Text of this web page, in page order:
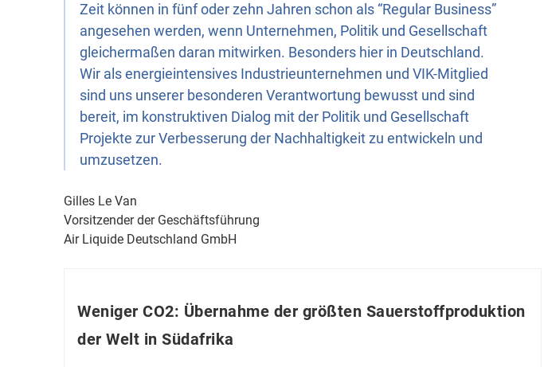
Zeit können in fünf oder zehn Jahren schon als “Regular Business”
angesehen werden, wenn Unternehmen, Politik und Gesellschaft
gleichermaßen daran mitwirken. Besonders hier in Deutschland.
Wir als energieintensives Industrieunternehmen und VIK-Mitglied
sind uns unserer besonderen Verantwortung bewusst und sind
bereit, im konstruktiven Dialog mit der Politik und Gesellschaft
Projekte zur Verbesserung der Nachhaltigkeit zu entwickeln und
umzusetzen.
Gilles Le Van
Vorsitzender der Geschäftsführung
Air Liquide Deutschland GmbH
Weniger CO2: Übernahme der größten Sauerstoffproduktion
der Welt in Südafrika